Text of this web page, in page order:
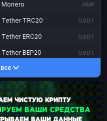
Monero XMR
Tether TRC20 USDT
Tether ERC20 USDT
Tether BEP20 USDT
DASH
Toncoin TON
Dogecoin DOGE
TRX TRON